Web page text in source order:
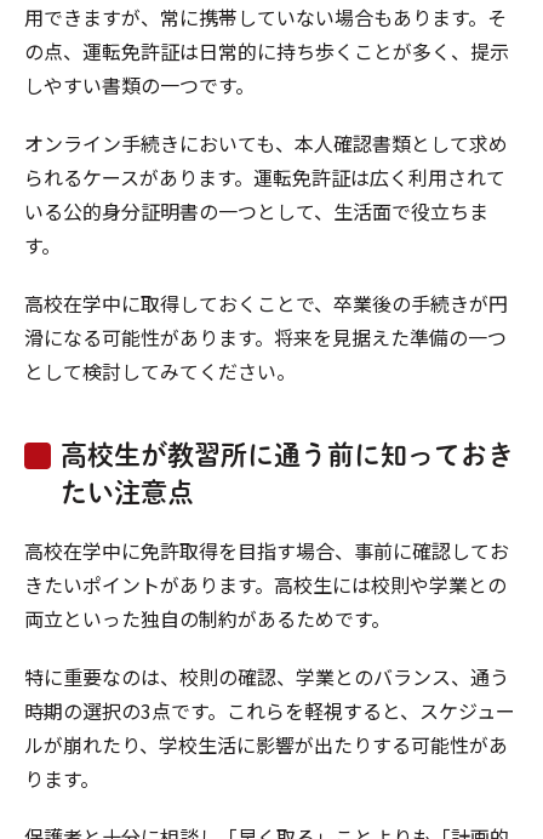
用できますが、常に携帯していない場合もあります。そ
の点、運転免許証は日常的に持ち歩くことが多く、提示
しやすい書類の一つです。
オンライン手続きにおいても、本人確認書類として求め
られるケースがあります。運転免許証は広く利用されて
いる公的身分証明書の一つとして、生活面で役立ちま
す。
高校在学中に取得しておくことで、卒業後の手続きが円
滑になる可能性があります。将来を見据えた準備の一つ
として検討してみてください。
高校生が教習所に通う前に知っておき
たい注意点
高校在学中に免許取得を目指す場合、事前に確認してお
きたいポイントがあります。高校生には校則や学業との
両立といった独自の制約があるためです。
特に重要なのは、校則の確認、学業とのバランス、通う
時期の選択の3点です。これらを軽視すると、スケジュー
ルが崩れたり、学校生活に影響が出たりする可能性があ
ります。